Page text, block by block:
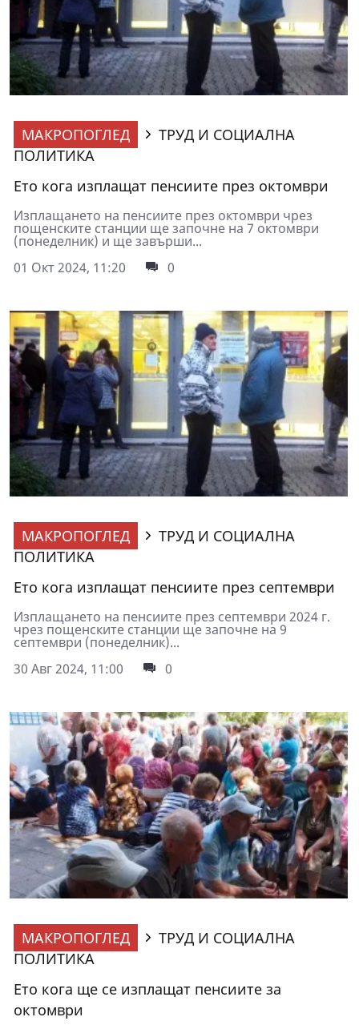
МАКРОПОГЛЕД
ТРУД И СОЦИАЛНА
ПОЛИТИКА
Ето кога изплащат пенсиите през октомври
Изплащането на пенсиите през октомври чрез
пощенските станции ще започне на 7 октомври
(понеделник) и ще завърши...
01 Окт 2024, 11:20
0
МАКРОПОГЛЕД
ТРУД И СОЦИАЛНА
ПОЛИТИКА
Ето кога изплащат пенсиите през септември
Изплащането на пенсиите през септември 2024 г.
чрез пощенските станции ще започне на 9
септември (понеделник)...
30 Авг 2024, 11:00
0
МАКРОПОГЛЕД
ТРУД И СОЦИАЛНА
ПОЛИТИКА
Ето кога ще се изплащат пенсиите за
октомври